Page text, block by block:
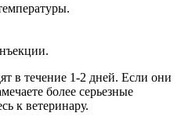
в течение 1-2 дней. Если они
более серьезные
к ветеринару.